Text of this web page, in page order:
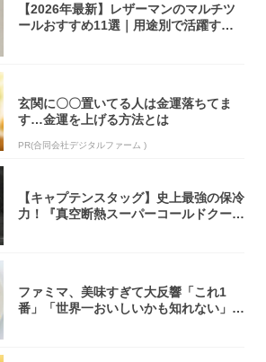
【2026年最新】レザーマンのマルチツ
ールおすすめ11選｜用途別で活躍する
玄関に〇〇置いてる人は金運落ちてま
す…金運を上げる方法とは
PR(合同会社デジタルファーム )
【キャプテンスタッグ】史上最強の保冷
力！『真空断熱スーパーコールドクーラ
ファミマ、美味すぎて大反響「これ1
番」「世界一おいしいかも知れない」